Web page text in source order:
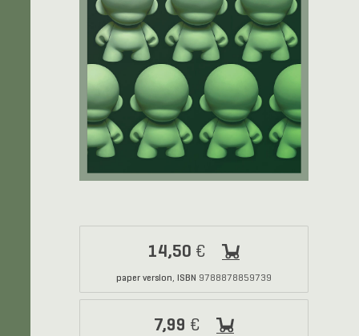
14,50 €
paper version, ISBN 9788878859739
7,99 €